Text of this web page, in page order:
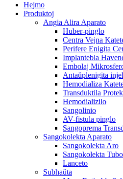
Hejmo
Produktoj
Angia Alira Aparato
Huber-pinglo
Centra Vejna
Perifere Enigita
Implantebla
Embolaj
Antaŭplenigita
Hemodializa
Transduktila
Hemodializilo
Sangolinio
AV-fistula pinglo
Sangoprema
Sangokolekta Aparato
Sangokolekta Aro
Sangokolekta Tubo
Lanceto
Subhaŭta